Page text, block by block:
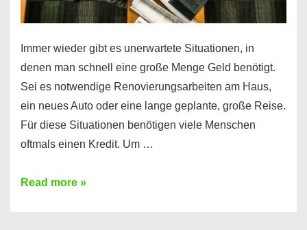
Immer wieder gibt es unerwartete Situationen, in
denen man schnell eine große Menge Geld benötigt.
Sei es notwendige Renovierungsarbeiten am Haus,
ein neues Auto oder eine lange geplante, große Reise.
Für diese Situationen benötigen viele Menschen
oftmals einen Kredit. Um …
Brauchen
Read more »